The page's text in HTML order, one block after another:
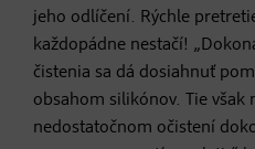
jeho odlíčení. Rýchle
každopádne nestačí!
čistenia sa dá dosiahnuť
obsahom silikónov. Tie však
nedostatočnom očistení